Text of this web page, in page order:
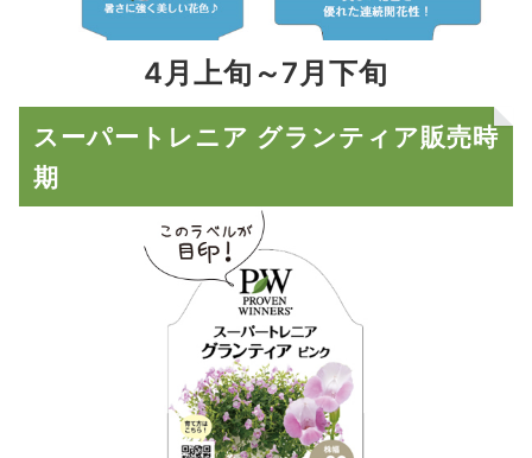
4月上旬～7月下旬
スーパートレニア グランティア販売時
期